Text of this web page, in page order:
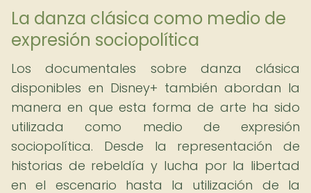
La danza clásica como medio de
expresión sociopolítica
Los documentales sobre danza clásica
disponibles en Disney+ también abordan la
manera en que esta forma de arte ha sido
utilizada como medio de expresión
sociopolítica. Desde la representación de
historias de rebeldía y lucha por la libertad
en el escenario hasta la utilización de la